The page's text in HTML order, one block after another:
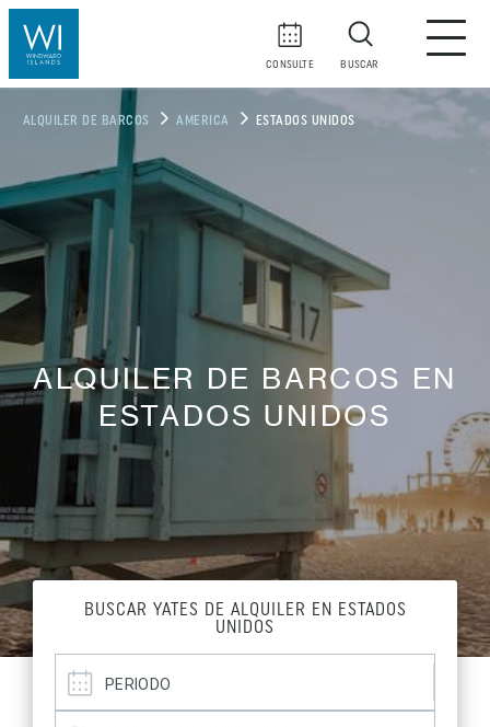
CONSULTE BUSCAR
ALQUILER DE BARCOS AMERICA ESTADOS UNIDOS
ALQUILER DE BARCOS EN
ESTADOS UNIDOS
BUSCAR YATES DE ALQUILER EN ESTADOS
UNIDOS